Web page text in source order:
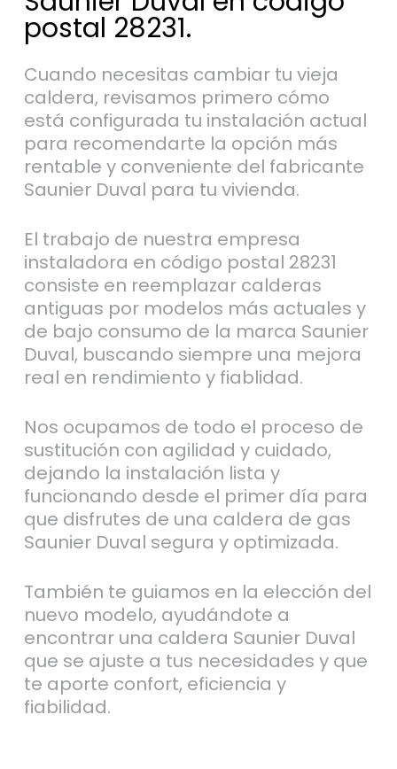
postal 28231.
Cuando necesitas cambiar tu vieja
caldera, revisamos primero cómo
está configurada tu instalación actual
para recomendarte la opción más
rentable y conveniente del fabricante
Saunier Duval para tu vivienda.
El trabajo de nuestra empresa
instaladora en código postal 28231
consiste en reemplazar calderas
antiguas por modelos más actuales y
de bajo consumo de la marca Saunier
Duval, buscando siempre una mejora
real en rendimiento y fiablidad.
Nos ocupamos de todo el proceso de
sustitución con agilidad y cuidado,
dejando la instalación lista y
funcionando desde el primer día para
que disfrutes de una caldera de gas
Saunier Duval segura y optimizada.
También te guiamos en la elección del
nuevo modelo, ayudándote a
encontrar una caldera Saunier Duval
que se ajuste a tus necesidades y que
te aporte confort, eficiencia y
fiabilidad.